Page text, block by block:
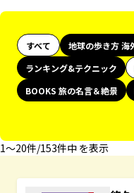
すべて 地球の歩き方 海
ランキング&テクニック
BOOKS 旅の名言＆絶景
1〜20件/153件中 を表示